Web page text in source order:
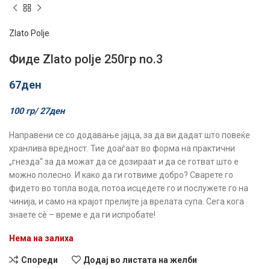
Zlato Polje
Фиде Zlato polje 250гр no.3
67ден
100 гр/ 27ден
Направени се со додавање јајца, за да ви дадат што повеќе
хранлива вредност. Тие доаѓаат во форма на практични
„гнезда“ за да можат да се дозираат и да се готват што е
можно полесно. И како да ги готвиме добро? Сварете го
фидето во топла вода, потоа исцедете го и послужете го на
чинија, и само на крајот прелијте ја врелата супа. Сега кога
знаете сè – време е да ги испробате!
Нема на залиха
Спореди Додај во листата на желби